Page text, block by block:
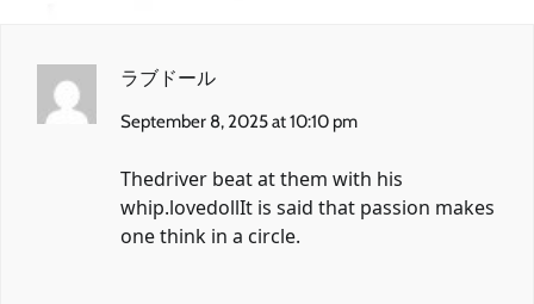
ラブドール
September 8, 2025 at 10:10 pm
Thedriver beat at them with his
whip.lovedollIt is said that passion makes
one think in a circle.